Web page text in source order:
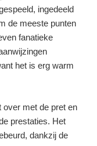
ingedeeld
de meeste punten
fanatieke
het is erg warm
over met de pret en
prestaties. Het
dankzij de